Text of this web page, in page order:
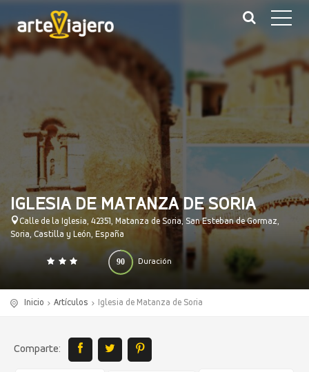
IGLESIA DE MATANZA DE SORIA
Calle de la Iglesia, 42351, Matanza de Soria, San Esteban de Gormaz,
Soria, Castilla y León, España
Duración
90
0 140
Inicio Artículos Iglesia de Matanza de Soria
Comparte: